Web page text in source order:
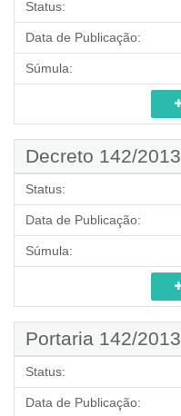
Status:
Data de Publicação:
Súmula:
Decreto 142/2013
Status:
Data de Publicação:
Súmula:
Portaria 142/2013
Status:
Data de Publicação: